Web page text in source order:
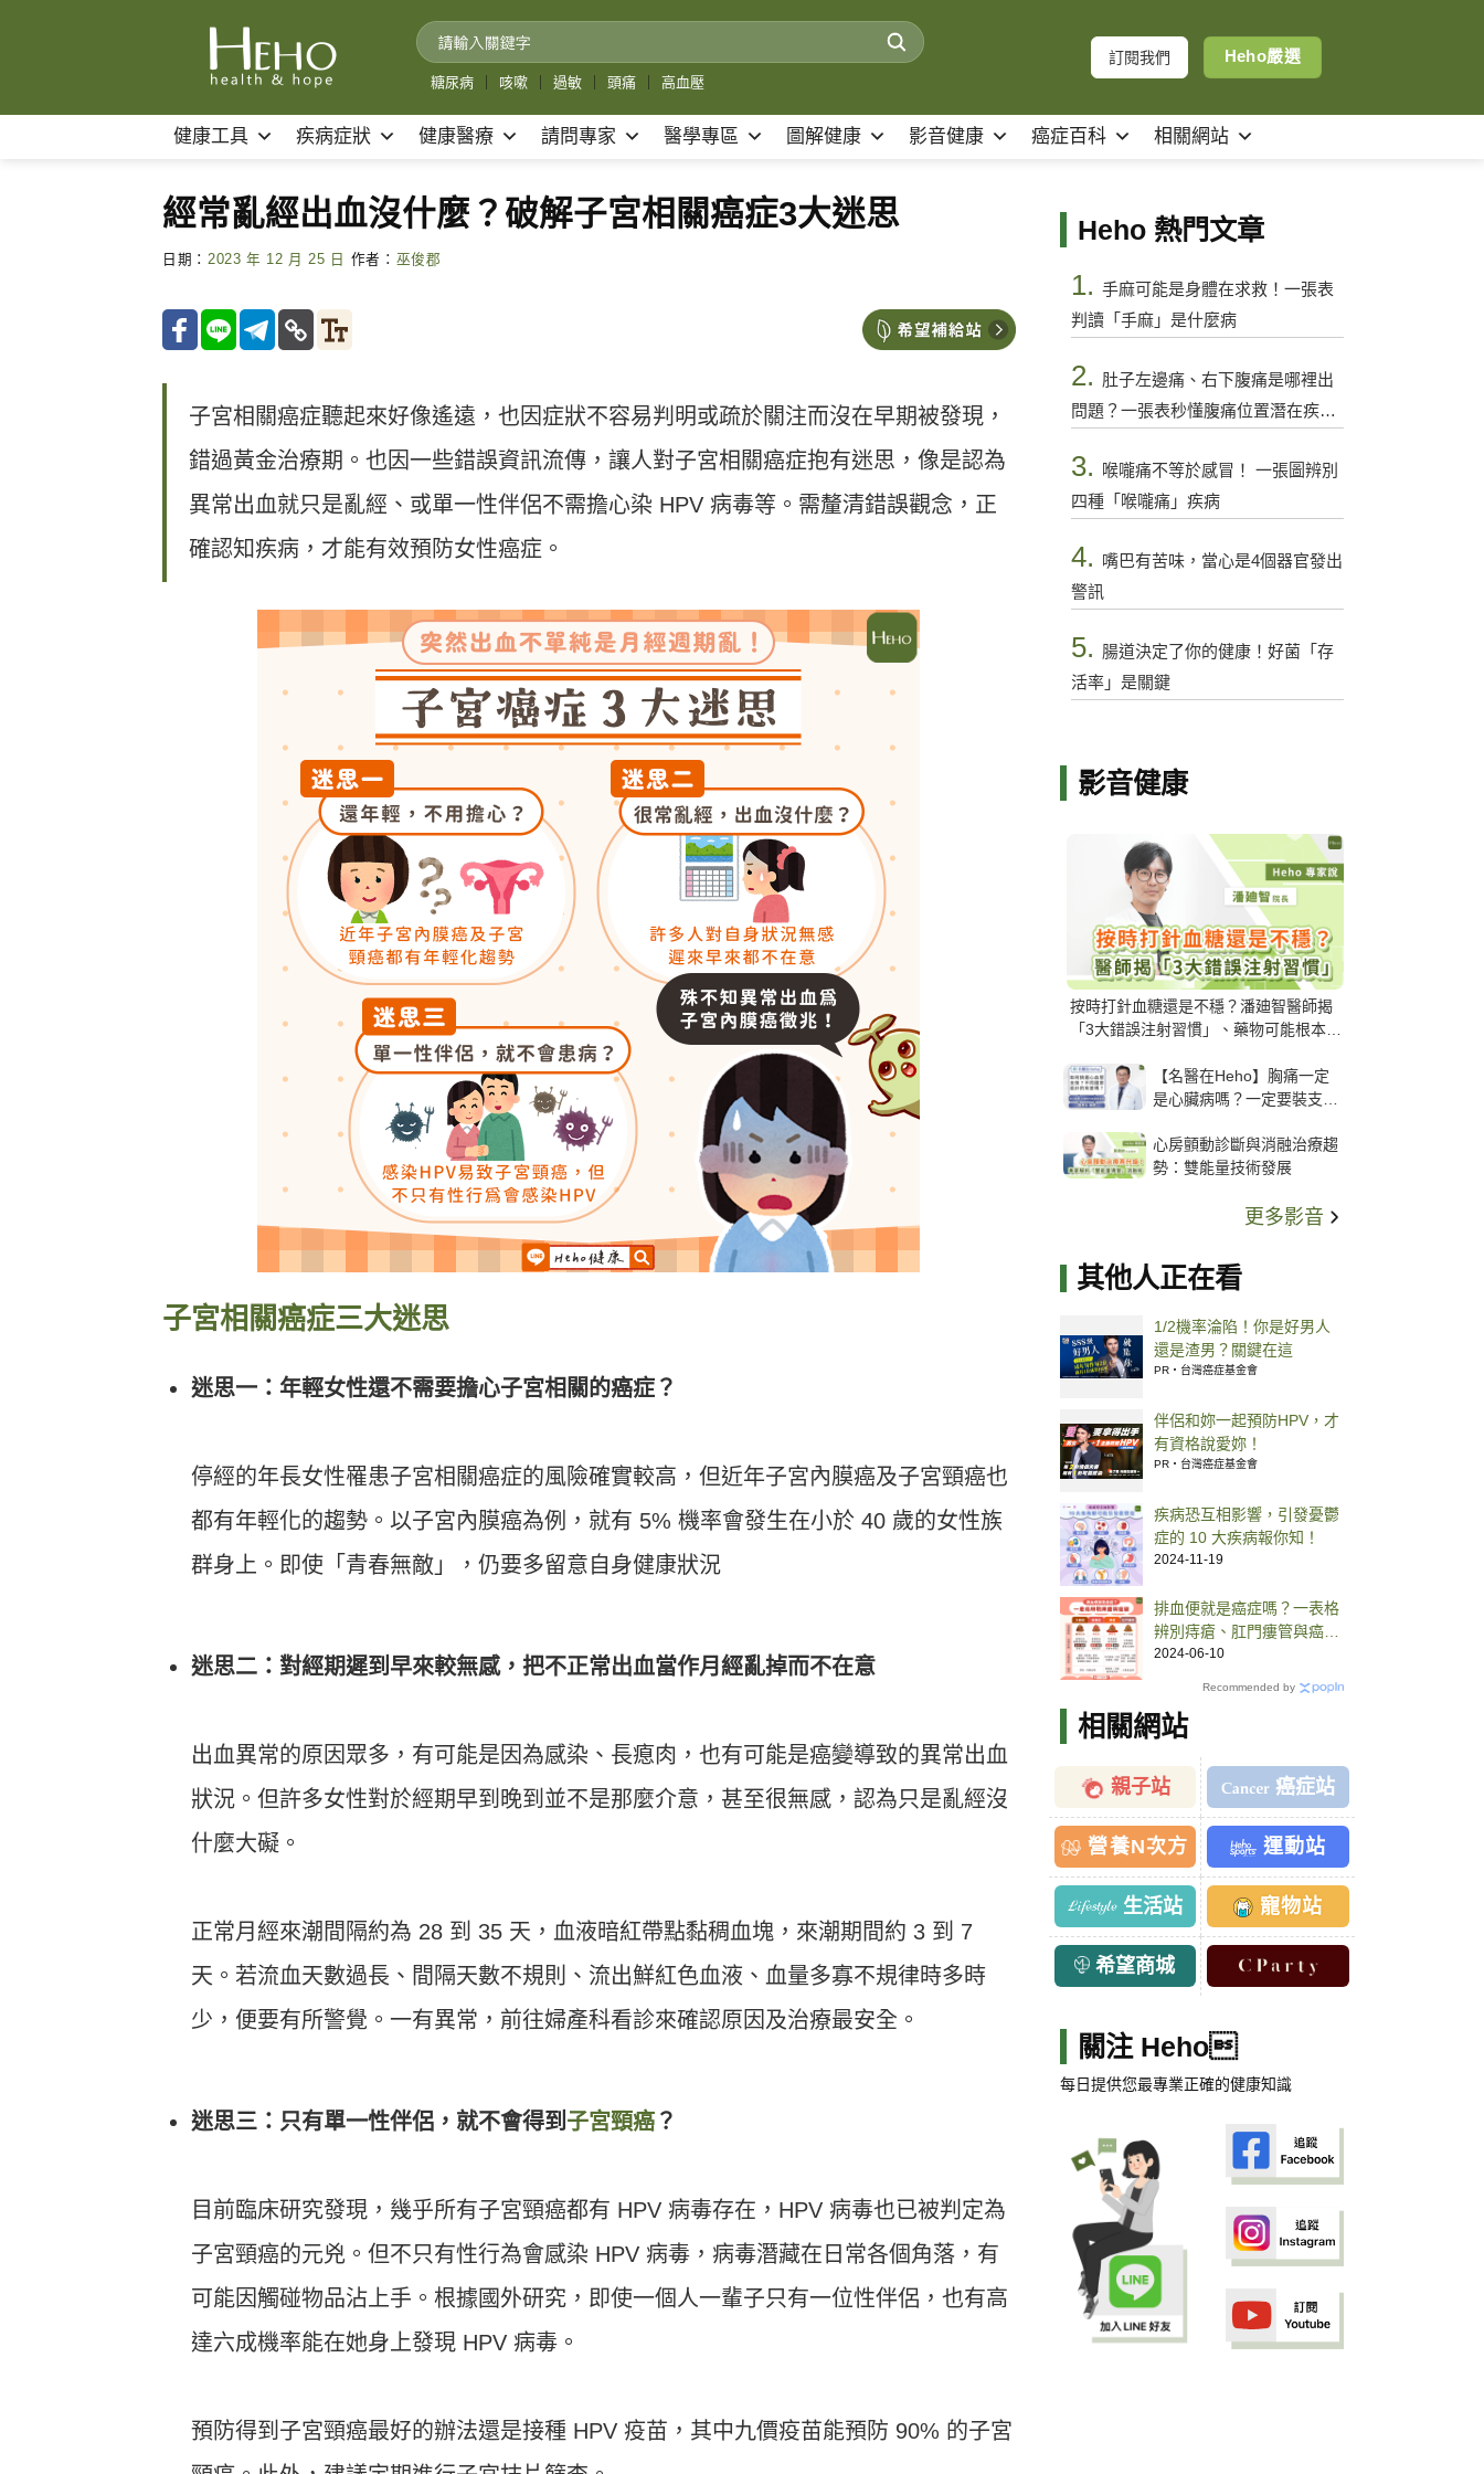
糖尿病 咳嗽 過敏 頭痛 高血壓
訂閱我們 Heho嚴選
健康工具 疾病症狀 健康醫療 請問專家 醫學專區 圖解健康 影音健康 癌症百科 相關網站
經常亂經出血沒什麼？破解子宮相關癌症3大迷思
日期： 2023 年 12 月 25 日 作者： 巫俊郡
子宮相關癌症聽起來好像遙遠，也因症狀不容易判明或疏於關注而沒在早期被發現，
錯過黃金治療期。也因一些錯誤資訊流傳，讓人對子宮相關癌症抱有迷思，像是認為
異常出血就只是亂經、或單一性伴侶不需擔心染 HPV 病毒等。需釐清錯誤觀念，正
確認知疾病，才能有效預防女性癌症。
子宮相關癌症三大迷思
迷思一：年輕女性還不需要擔心子宮相關的癌症？
停經的年長女性罹患子宮相關癌症的風險確實較高，但近年子宮內膜癌及子宮頸癌也
都有年輕化的趨勢。以子宮內膜癌為例，就有 5% 機率會發生在小於 40 歲的女性族
群身上。即使「青春無敵」，仍要多留意自身健康狀況
迷思二：對經期遲到早來較無感，把不正常出血當作月經亂掉而不在意
出血異常的原因眾多，有可能是因為感染、長瘜肉，也有可能是癌變導致的異常出血
狀況。但許多女性對於經期早到晚到並不是那麼介意，甚至很無感，認為只是亂經沒
什麼大礙。
正常月經來潮間隔約為 28 到 35 天，血液暗紅帶點黏稠血塊，來潮期間約 3 到 7
天。若流血天數過長、間隔天數不規則、流出鮮紅色血液、血量多寡不規律時多時
少，便要有所警覺。一有異常，前往婦產科看診來確認原因及治療最安全。
迷思三：只有單一性伴侶，就不會得到子宮頸癌 ？
目前臨床研究發現，幾乎所有子宮頸癌都有 HPV 病毒存在，HPV 病毒也已被判定為
子宮頸癌的元兇。但不只有性行為會感染 HPV 病毒，病毒潛藏在日常各個角落，有
可能因觸碰物品沾上手。根據國外研究，即使一個人一輩子只有一位性伴侶，也有高
達六成機率能在她身上發現 HPV 病毒。
預防得到子宮頸癌最好的辦法還是接種 HPV 疫苗，其中九價疫苗能預防 90% 的子宮
Heho 熱門文章
1. 手麻可能是身體在求救！一張表
判讀「手麻」是什麼病
2. 肚子左邊痛、右下腹痛是哪裡出
問題？一張表秒懂腹痛位置潛在疾病
3.
喉嚨痛不等於感冒！ 一張圖辨別
四種「喉嚨痛」疾病
4. 嘴巴有苦味，當心是4個器官發出
警訊
5. 腸道決定了你的健康！好菌「存
活率」是關鍵
影音健康
按時打針血糖還是不穩？潘廸智醫師揭
「3大錯誤注射習慣」、藥物可能根本沒
【名醫在Heho】胸痛一定
是心臟病嗎？一定要裝支
解析支架種類、風險與選擇
關鍵
心房顫動診斷與消融治療趨
勢：雙能量技術發展
更多影音
其他人正在看
1/2機率淪陷！你是好男人
還是渣男？關鍵在這
PR・台灣癌症基金會
伴侶和妳一起預防HPV，才
有資格說愛妳！
PR・台灣癌症基金會
疾病恐互相影響，引發憂鬱
症的 10 大疾病報你知！
2024-11-19
排血便就是癌症嗎？一表格
辨別痔瘡、肛門瘻管與癌變
跡象
2024-06-10
Recommended by
相關網站
親子站 癌症站
營養N次方 運動站
生活站 寵物站
希望商城
關注 Heho
每日提供您最專業正確的健康知識